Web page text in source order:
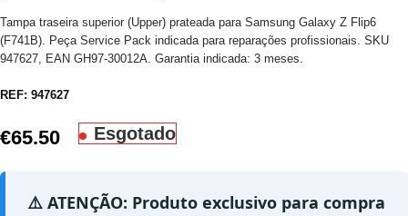
Tampa traseira superior (Upper) prateada para Samsung Galaxy Z Flip6
(F741B). Peça Service Pack indicada para reparações profissionais. SKU
947627, EAN GH97-30012A. Garantia indicada: 3 meses.
REF: 947627
€65.50 Esgotado
⚠️ ATENÇÃO: Produto exclusivo para compra